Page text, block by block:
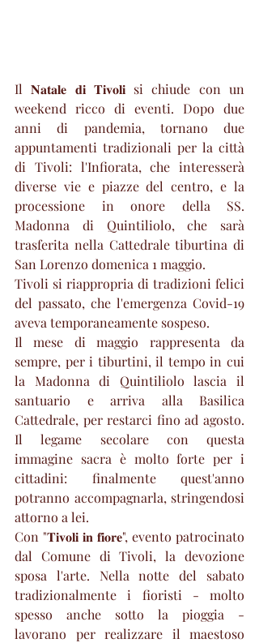
Il 𝐍𝐚𝐭𝐚𝐥𝐞 𝐝𝐢 𝐓𝐢𝐯𝐨𝐥𝐢 si chiude con un
weekend ricco di eventi. Dopo due
anni di pandemia, tornano due
appuntamenti tradizionali per la città
di Tivoli: l'Infiorata, che interesserà
diverse vie e piazze del centro, e la
processione in onore della SS.
Madonna di Quintiliolo, che sarà
trasferita nella Cattedrale tiburtina di
San Lorenzo domenica 1 maggio.
Tivoli si riappropria di tradizioni felici
del passato, che l'emergenza Covid-19
aveva temporaneamente sospeso.
Il mese di maggio rappresenta da
sempre, per i tiburtini, il tempo in cui
la Madonna di Quintiliolo lascia il
santuario e arriva alla Basilica
Cattedrale, per restarci fino ad agosto.
Il legame secolare con questa
immagine sacra è molto forte per i
cittadini: finalmente quest'anno
potranno accompagnarla, stringendosi
attorno a lei.
Con "𝐓𝐢𝐯𝐨𝐥𝐢 𝐢𝐧 𝐟𝐢𝐨𝐫𝐞", evento patrocinato
dal Comune di Tivoli, la devozione
sposa l'arte. Nella notte del sabato
tradizionalmente i fioristi - molto
spesso anche sotto la pioggia -
lavorano per realizzare il maestoso